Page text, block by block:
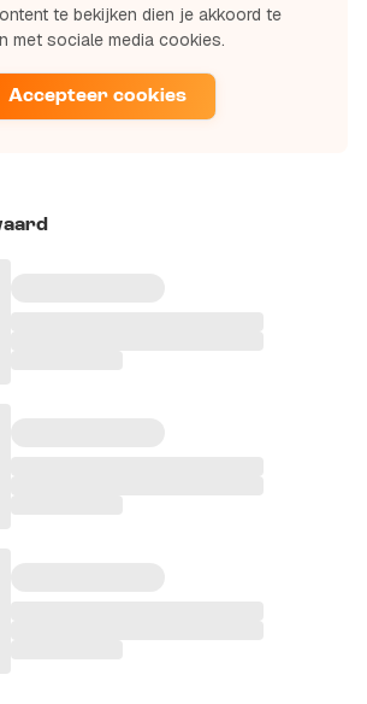
te bekijken dien je akkoord te
met sociale media cookies.
Accepteer cookies